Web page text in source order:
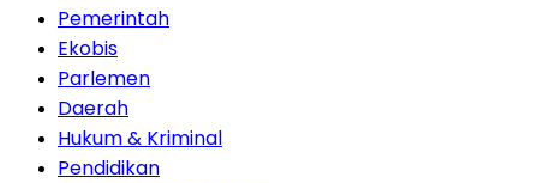
Pemerintah
Ekobis
Parlemen
Daerah
Hukum & Kriminal
Pendidikan